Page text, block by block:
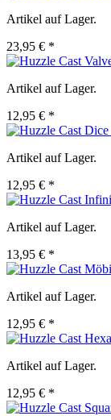
Artikel auf Lager.
23,95 € *
Artikel auf Lager.
12,95 € *
Artikel auf Lager.
12,95 € *
Artikel auf Lager.
13,95 € *
Artikel auf Lager.
12,95 € *
Artikel auf Lager.
12,95 € *